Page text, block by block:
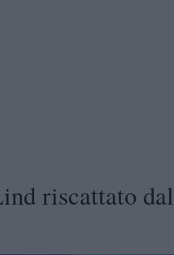
riscattato dal